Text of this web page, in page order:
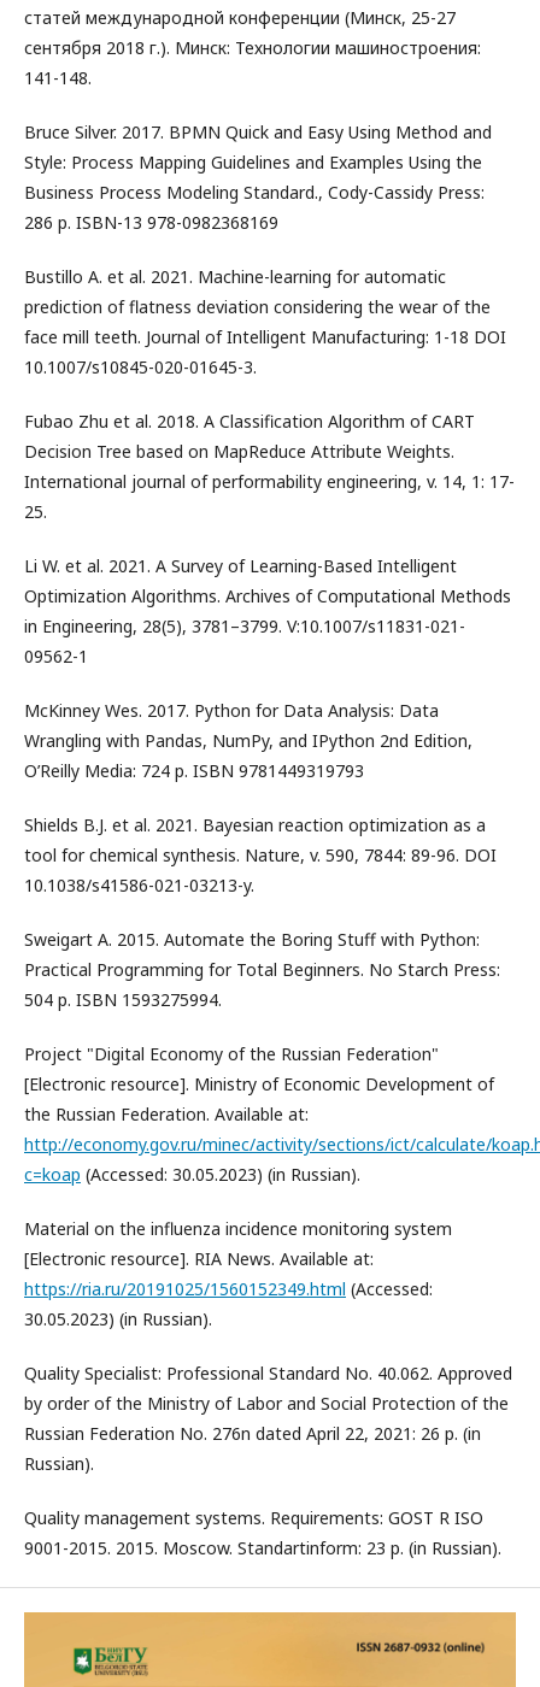
статей международной конференции (Минск, 25-27
сентября 2018 г.). Минск: Технологии машиностроения:
141-148.
Bruce Silver. 2017. BPMN Quick and Easy Using Method and
Style: Process Mapping Guidelines and Examples Using the
Business Process Modeling Standard., Cody-Cassidy Press:
286 р. ISBN-13 978-0982368169
Bustillo A. et al. 2021. Machine-learning for automatic
prediction of flatness deviation considering the wear of the
face mill teeth. Journal of Intelligent Manufacturing: 1-18 DOI
10.1007/s10845-020-01645-3.
Fubao Zhu et al. 2018. A Classification Algorithm of CART
Decision Tree based on MapReduce Attribute Weights.
International journal of performability engineering, v. 14, 1: 17-
25.
Li W. et al. 2021. A Survey of Learning-Based Intelligent
Optimization Algorithms. Archives of Computational Methods
in Engineering, 28(5), 3781–3799. V:10.1007/s11831-021-
09562-1
McKinney Wes. 2017. Python for Data Analysis: Data
Wrangling with Pandas, NumPy, and IPython 2nd Edition,
O’Reilly Media: 724 p. ISBN 9781449319793
Shields B.J. et al. 2021. Bayesian reaction optimization as a
tool for chemical synthesis. Nature, v. 590, 7844: 89-96. DOI
10.1038/s41586-021-03213-y.
Sweigart A. 2015. Automate the Boring Stuff with Python:
Practical Programming for Total Beginners. No Starch Press:
504 p. ISBN 1593275994.
Project "Digital Economy of the Russian Federation"
[Electronic resource]. Ministry of Economic Development of
the Russian Federation. Available at:
http://economy.gov.ru/minec/activity/sections/ict/calculate/
c=koap (Accessed: 30.05.2023) (in Russian).
Material on the influenza incidence monitoring system
[Electronic resource]. RIA News. Available at:
https://ria.ru/20191025/1560152349.html (Accessed:
30.05.2023) (in Russian).
Quality Specialist: Professional Standard No. 40.062. Approved
by order of the Ministry of Labor and Social Protection of the
Russian Federation No. 276n dated April 22, 2021: 26 p. (in
Russian).
Quality management systems. Requirements: GOST R ISO
9001-2015. 2015. Moscow. Standartinform: 23 p. (in Russian).